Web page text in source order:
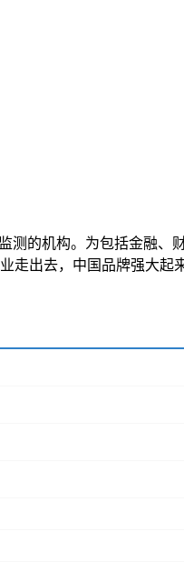
的机构。为包括金融、
出去，中国品牌强大起